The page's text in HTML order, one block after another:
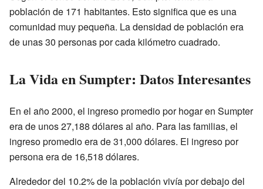
población de 171 habitantes. Esto significa que es una
comunidad muy pequeña. La densidad de población era
de unas 30 personas por cada kilómetro cuadrado.
La Vida en Sumpter: Datos Interesantes
En el año 2000, el ingreso promedio por hogar en Sumpter
era de unos 27,188 dólares al año. Para las familias, el
ingreso promedio era de 31,000 dólares. El ingreso por
persona era de 16,518 dólares.
Alrededor del 10.2% de la población vivía por debajo del